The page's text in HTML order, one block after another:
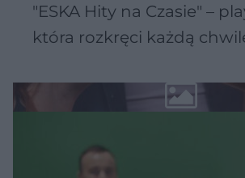
"ESKA Hity na Czasie" –
która rozkręci każdą